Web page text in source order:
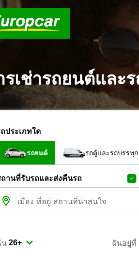
รเช่ารถยนต์และ
ประเภทใด
รถยนต์ รถตู้และรถบรรทุก
านที่รับรถและส่งคืนรถ
น ฉันอยู่ที่